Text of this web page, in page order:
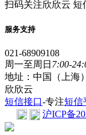
扫码关注欣欣云 短
服务支持
021-68909108
周一至周日 7:00-
地址：中国（上海
欣欣云
短信接口-专注短信
沪ICP备